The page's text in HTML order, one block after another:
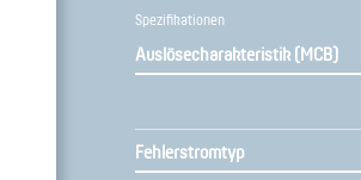
Spezifikationen
Auslösecharakteristik (MCB)
Fehlerstromtyp